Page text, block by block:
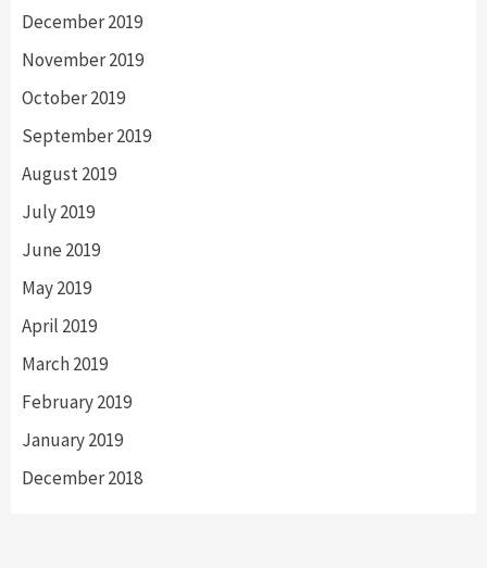
December 2019
November 2019
October 2019
September 2019
August 2019
July 2019
June 2019
May 2019
April 2019
March 2019
February 2019
January 2019
December 2018